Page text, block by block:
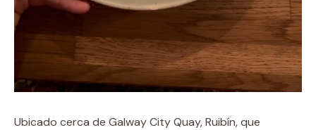
Ubicado cerca de Galway City Quay, Ruibín, que